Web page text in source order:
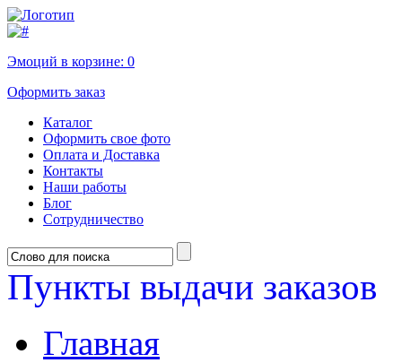
Эмоций в корзине: 0
Оформить заказ
Каталог
Оформить свое фото
Оплата и Доставка
Контакты
Наши работы
Блог
Сотрудничество
Пункты выдачи заказов
Главная